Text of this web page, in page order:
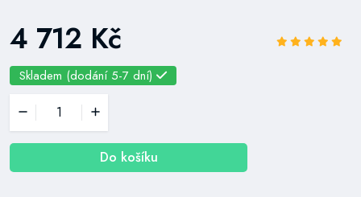
4 712 Kč
Skladem (dodání 5-7 dní)
Do košíku